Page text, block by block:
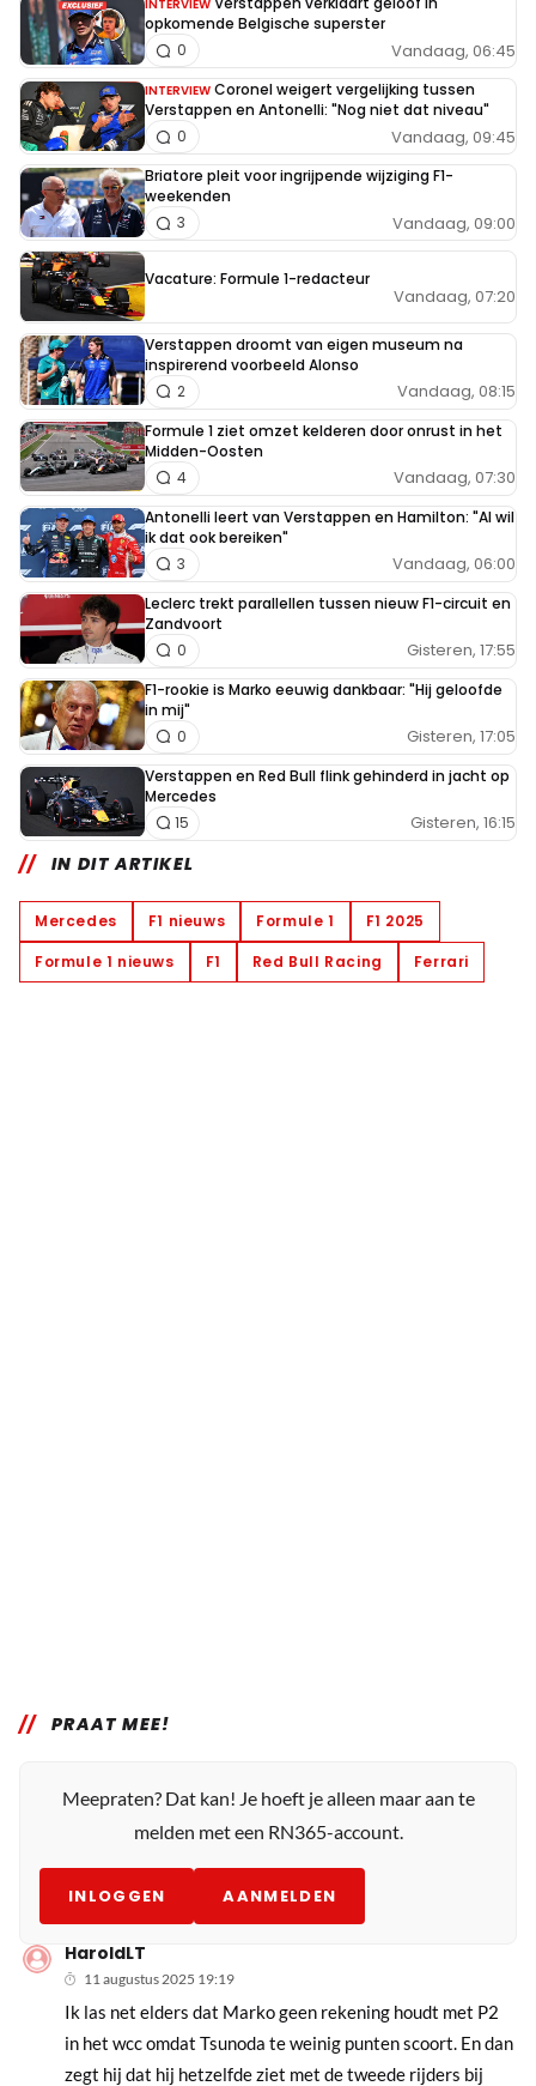
INTERVIEW
opkomende Belgische superster
Vandaag, 06:45
0
INTERVIEW Coronel weigert vergelijking tussen
Verstappen en Antonelli: "Nog niet dat niveau"
Vandaag, 09:45
0
Briatore pleit voor ingrijpende wijziging F1-
weekenden
Vandaag, 09:00
3
Vacature: Formule 1-redacteur
Vandaag, 07:20
Verstappen droomt van eigen museum na
inspirerend voorbeeld Alonso
Vandaag, 08:15
2
Formule 1 ziet omzet kelderen door onrust in het
Midden-Oosten
Vandaag, 07:30
4
Antonelli leert van Verstappen en Hamilton: "Al wil
ik dat ook bereiken"
Vandaag, 06:00
3
Leclerc trekt parallellen tussen nieuw F1-circuit en
Zandvoort
Gisteren, 17:55
0
F1-rookie is Marko eeuwig dankbaar: "Hij geloofde
in mij"
Gisteren, 17:05
0
Verstappen en Red Bull flink gehinderd in jacht op
Mercedes
Gisteren, 16:15
15
IN DIT ARTIKEL
Mercedes F1 nieuws Formule 1
F1 2025
Formule 1 nieuws
F1 Red Bull Racing Ferrari
PRAAT MEE!
Meepraten? Dat kan! Je hoeft je alleen maar aan te
melden met een RN365-account.
INLOGGEN AANMELDEN
HaroldLT
11 augustus 2025 19:19
Ik las net elders dat Marko geen rekening houdt met P2
in het wcc omdat Tsunoda te weinig punten scoort. En dan
zegt hij dat hij hetzelfde ziet met de tweede rijders bij